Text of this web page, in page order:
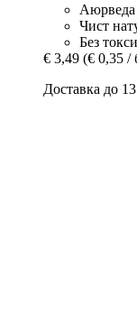
Аюрведа
Чист
Без
€ 3,49 (€ 0,35 /
Доставка до